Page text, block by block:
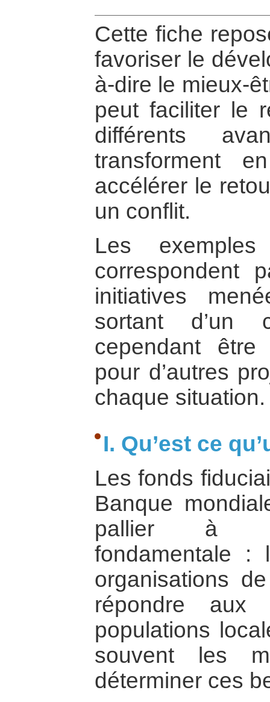
Cette fiche
favoriser le
à-dire le mieux-
peut faciliter le
différents
transforment
accélérer le
un conflit.
Les
correspondent
initiatives
sortant d’un
cependant être
pour d’autres
chaque situation.
I. Qu’est ce
Les fonds
Banque
pallier à
fondamentale :
organisations
répondre aux
populations
souvent les
déterminer ces